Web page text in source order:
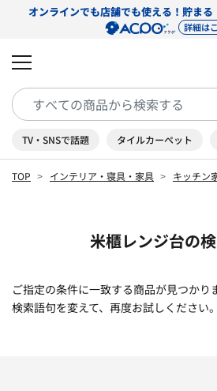
オンラインでも店舗でも使える！貯まる
詳細は
TV・SNSで話題 タイルカーペット
TOP インテリア・寝具・家具 キッチン
米櫃レンジ台の
ご指定の条件に一致する商品が見つかり
検索語句を変えて、再度お試しください。